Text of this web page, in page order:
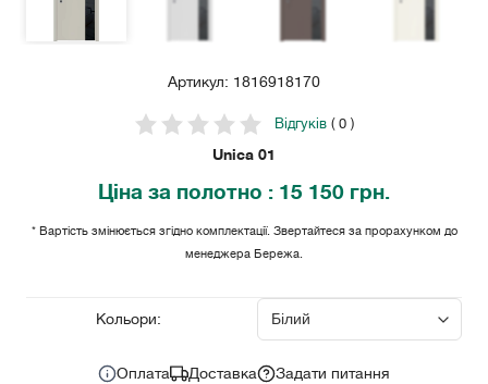
Артикул: 1816918170
Відгуків( 0 )
Unica 01
Ціна за полотно : 15 150 грн.
* Вартість змінюється згідно комплектації. Звертайтеся за прорахунком до
менеджера Бережа.
Кольори:
Оплата Доставка Задати питання